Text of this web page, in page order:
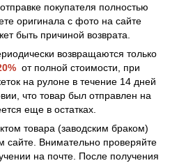
покупателя полностью
оригинала с фото на сайте
быть причиной возврата.
возвращаются только
от полной стоимости, при
на рулоне в течение 14 дней
что товар был отправлен на
еще в остатках.
товара (заводским браком)
сайте. Внимательно проверяйте
на почте. После получения